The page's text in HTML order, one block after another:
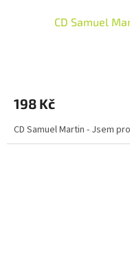
CD Samuel
198 Kč
CD Samuel Martin - Jsem